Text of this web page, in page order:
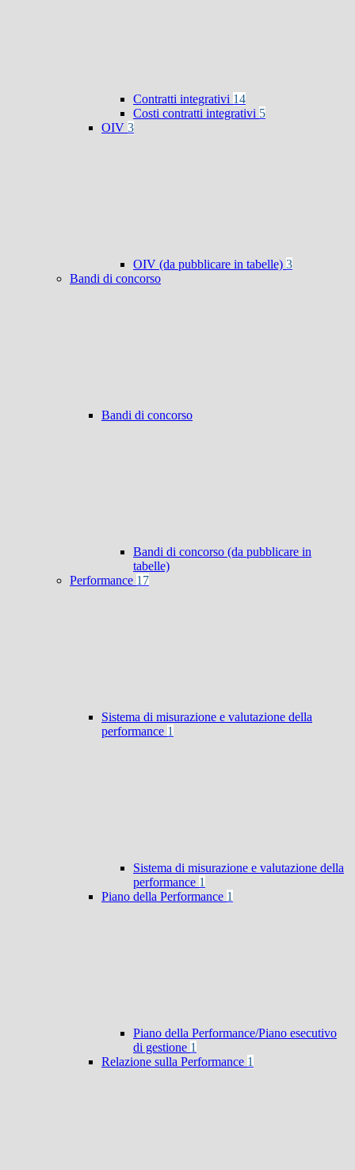
Contratti integrativi 14
Costi contratti integrativi 5
OIV 3
OIV (da pubblicare in tabelle) 3
Bandi di concorso
Bandi di concorso
Bandi di concorso (da pubblicare in
tabelle)
Performance 17
Sistema di misurazione e valutazione della
performance 1
Sistema di misurazione e valutazione della
performance 1
Piano della Performance 1
Piano della Performance/Piano esecutivo
di gestione 1
Relazione sulla Performance 1